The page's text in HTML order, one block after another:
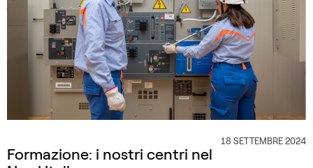
18 SETTEMBRE 2024
Formazione: i nostri centri nel